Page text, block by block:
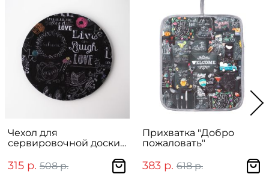
Чехол для
сервировочной доски
315 р. 508 р.
Прихватка "Добро
пожаловать"
383 р. 618 р.